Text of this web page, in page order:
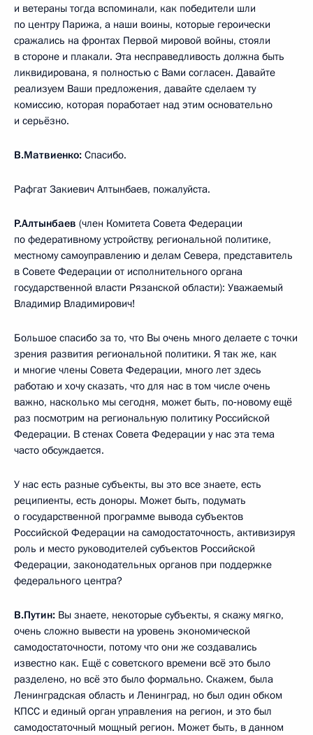
и ветераны тогда вспоминали, как победители шли
по центру Парижа, а наши воины, которые героически
сражались на фронтах Первой мировой войны, стояли
в стороне и плакали. Эта несправедливость должна быть
ликвидирована, я полностью с Вами согласен. Давайте
реализуем Ваши предложения, давайте сделаем ту
комиссию, которая поработает над этим основательно
и серьёзно.
В.Матвиенко: Спасибо.
Рафгат Закиевич Алтынбаев, пожалуйста.
Р.Алтынбаев (член Комитета Совета Федерации
по федеративному устройству, региональной политике,
местному самоуправлению и делам Севера, представитель
в Совете Федерации от исполнительного органа
государственной власти Рязанской области): Уважаемый
Владимир Владимирович!
Большое спасибо за то, что Вы очень много делаете с точки
зрения развития региональной политики. Я так же, как
и многие члены Совета Федерации, много лет здесь
работаю и хочу сказать, что для нас в том числе очень
важно, насколько мы сегодня, может быть, по‑новому ещё
раз посмотрим на региональную политику Российской
Федерации. В стенах Совета Федерации у нас эта тема
часто обсуждается.
У нас есть разные субъекты, вы это все знаете, есть
реципиенты, есть доноры. Может быть, подумать
о государственной программе вывода субъектов
Российской Федерации на самодостаточность, активизируя
роль и место руководителей субъектов Российской
Федерации, законодательных органов при поддержке
федерального центра?
В.Путин: Вы знаете, некоторые субъекты, я скажу мягко,
очень сложно вывести на уровень экономической
самодостаточности, потому что они же создавались
известно как. Ещё с советского времени всё это было
разделено, но всё это было формально. Скажем, была
Ленинградская область и Ленинград, но был один обком
КПСС и единый орган управления на регион, и это был
самодостаточный мощный регион. Может быть, в данном